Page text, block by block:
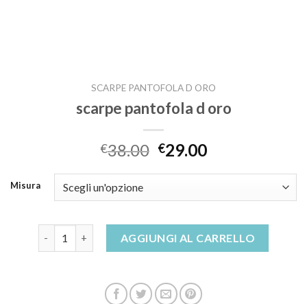
SCARPE PANTOFOLA D ORO
scarpe pantofola d oro
€38.00 €29.00
Misura
AGGIUNGI AL CARRELLO